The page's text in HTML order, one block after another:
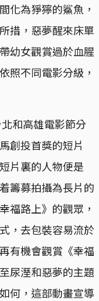
化為猙獰的鯊魚，
措，惡夢醒來床單
幼女觀賞過於血腥
照不同電影分級，
和高雄電影節分
創投首獎的短片
片裏的人物便是
籌募拍攝為長片的
福路上》的觀眾，
，去包裝容易流於
有機會觀賞《幸福
尿溼和惡夢的主題
何，這部動畫宣導